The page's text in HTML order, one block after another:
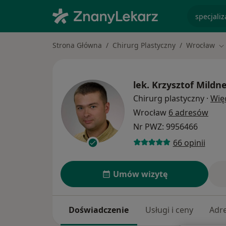
Strona Główna Chirurg Plastyczny Wrocław
lek. Krzysztof
Chirurg plastyczny ·
Wrocław 6 adresów
Nr PWZ: 9956466
66 opinii
Umów wizytę
Doświadczenie Usługi i ceny